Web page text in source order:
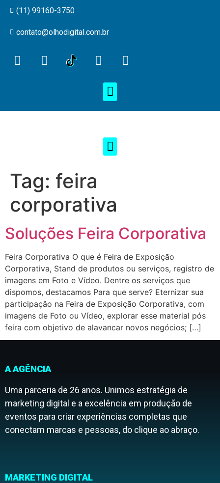
(11) 99160-3750
contato@olhodigital.com.br
Tag: feira
corporativa
Soluções Feira Corporativa
Feira Corporativa O que é Feira de Exposição
Corporativa, Stand de produtos ou serviços, registro de
imagens em Foto e Vídeo. Dentre os serviços que
dispomos, destacamos Para que serve? Eternizar sua
participação na Feira de Exposição Corporativa, com
imagens de Foto ou Vídeo, explorar esse material pós
feira com objetivo de alavancar novos negócios; […]
A AGÊNCIA
Uma parceria de 26 anos. Unimos estratégia de
marketing digital e a excelência em produção de
eventos para criar experiências completas que
conectam marcas e pessoas, do clique ao abraço.
MARKETING DIGITAL